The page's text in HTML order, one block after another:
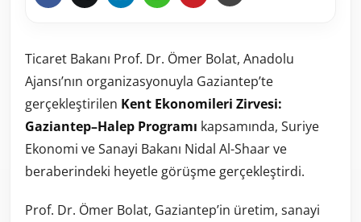
Ticaret Bakanı Prof. Dr. Ömer Bolat, Anadolu
Ajansı’nın organizasyonuyla Gaziantep’te
gerçekleştirilen Kent Ekonomileri Zirvesi:
Gaziantep–Halep Programı kapsamında, Suriye
Ekonomi ve Sanayi Bakanı Nidal Al-Shaar ve
beraberindeki heyetle görüşme gerçekleştirdi.
Prof. Dr. Ömer Bolat, Gaziantep’in üretim, sanayi